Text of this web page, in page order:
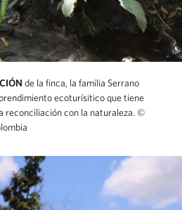
de la finca, la familia Serrano
ecoturísitico que tiene
reconciliación con la naturaleza. ©